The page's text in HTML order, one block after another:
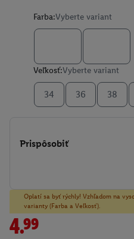
Farba:Vyberte variant
Veľkosť:Vyberte variant
34 36 38
Prispôsobiť
Oplatí sa byť rýchly! Vzhľadom na
varianty (Farba a Veľkosť).
4.99